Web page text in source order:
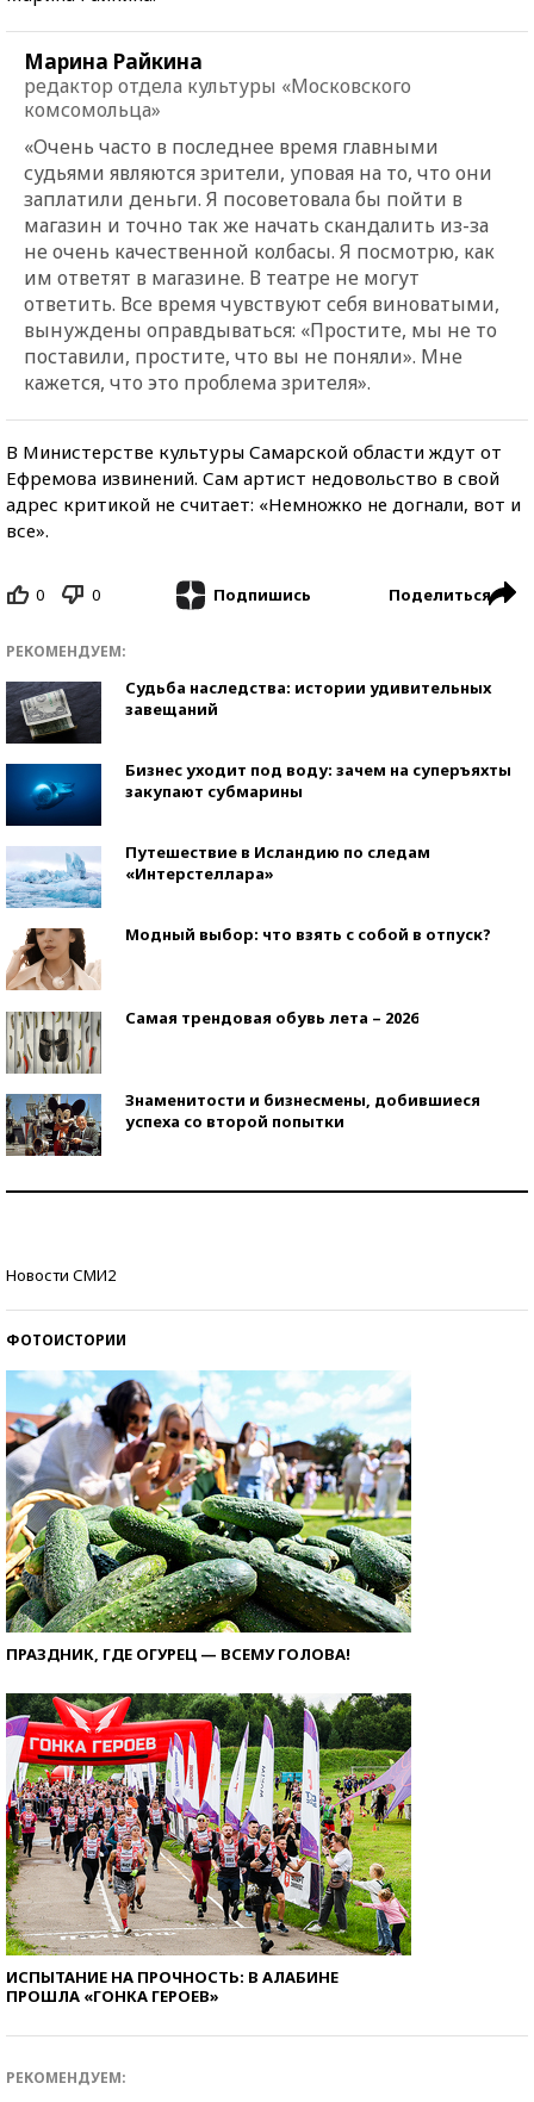
Марина Райкина
редактор отдела культуры «Московского
комсомольца»
«Очень часто в последнее время главными
судьями являются зрители, уповая на то, что они
заплатили деньги. Я посоветовала бы пойти в
магазин и точно так же начать скандалить из-за
не очень качественной колбасы. Я посмотрю, как
им ответят в магазине. В театре не могут
ответить. Все время чувствуют себя виноватыми,
вынуждены оправдываться: «Простите, мы не то
поставили, простите, что вы не поняли». Мне
кажется, что это проблема зрителя».
В Министерстве культуры Самарской области ждут от
Ефремова извинений. Сам артист недовольство в свой
адрес критикой не считает: «Немножко не догнали, вот и
все».
0 0 Подпишись Поделиться
РЕКОМЕНДУЕМ:
Судьба наследства: истории удивительных
завещаний
Бизнес уходит под воду: зачем на суперъяхты
закупают субмарины
Путешествие в Исландию по следам
«Интерстеллара»
Модный выбор: что взять с собой в отпуск?
Самая трендовая обувь лета – 2026
Знаменитости и бизнесмены, добившиеся
успеха со второй попытки
Новости СМИ2
ФОТОИСТОРИИ
ПРАЗДНИК, ГДЕ ОГУРЕЦ — ВСЕМУ ГОЛОВА!
ИСПЫТАНИЕ НА ПРОЧНОСТЬ: В АЛАБИНЕ
ПРОШЛА «ГОНКА ГЕРОЕВ»
РЕКОМЕНДУЕМ: